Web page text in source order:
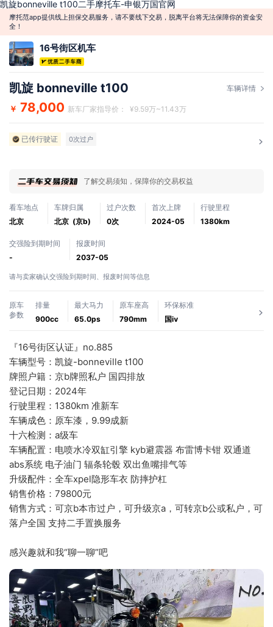
凯旋bonneville t100二手摩托车-申银万国官网
摩托范app提供线上担保交易服务，请不要线下交易，脱离平台将无法保障你的资金安
全！
16号街区机车
凯旋 bonneville t100 车辆详情
￥ 78,000 新车厂家指导价： ¥9.59万~11.43万
已传行驶证 0次过户
了解交易须知，保障你的交易权益
看车地点
北京
车牌归属
北京 (京b)
过户次数
0次
首次上牌
2024-05
行驶里程
1380km
交强险到期时间
-
报废时间
2037-05
请与卖家确认交强险到期时间、报废时间等信息
原车
参数
排量
900cc
最大马力
65.0ps
原车座高
790mm
环保标准
国ⅳ
『16号街区认证』no.885
车辆型号：凯旋-bonneville t100
牌照户籍：京b牌照私户 国四排放
登记日期：2024年
行驶里程：1380km 准新车
车辆成色：原车漆，9.99成新
十六检测：a级车
车辆配置：电喷水冷双缸引擎 kyb避震器 布雷博卡钳 双通道
abs系统 电子油门 辐条轮毂 双出鱼嘴排气等
升级配件：全车xpel隐形车衣 防摔护杠
销售价格：79800元
销售方式：可京b本市过户，可升级京a，可转京b公或私户，可
落户全国 支持二手置换服务
感兴趣就和我“聊一聊”吧